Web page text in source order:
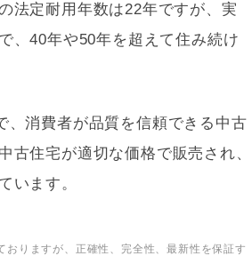
法定耐用年数は22年ですが、実
、40年や50年を超えて住み続け
、消費者が品質を信頼できる中古
古住宅が適切な価格で販売され、
います。
りますが、正確性、完全性、最新性を保証す